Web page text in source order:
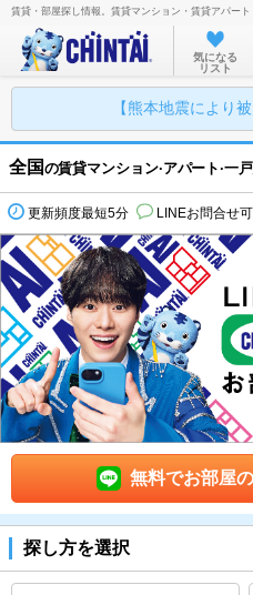
賃貸・部屋探し情報。賃貸マンション・賃貸アパー
気になる
リスト
【熊本地震により
全国の賃貸マンション·アパート·一
更新頻度最短5分 LINEお問合せ可
無料でお部屋
探し方を選択